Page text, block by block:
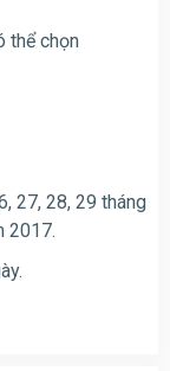
thể chọn
27, 28, 29 tháng
2017.